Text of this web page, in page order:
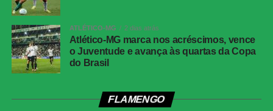
COMENTE ABAIXO:
WhatsApp
Twitter
ATLÉTICO-MG 2 dias atrás
Atlético-MG marca nos acréscimos, vence
o Juventude e avança às quartas da Copa
do Brasil
FLAMENGO